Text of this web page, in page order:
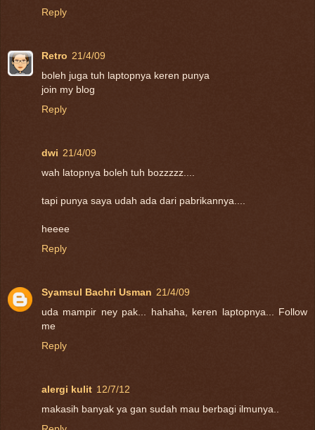
Reply
Retro 21/4/09
boleh juga tuh laptopnya keren punya
join my blog
Reply
dwi 21/4/09
wah latopnya boleh tuh bozzzzz....
tapi punya saya udah ada dari pabrikannya....
heeee
Reply
Syamsul Bachri Usman 21/4/09
uda mampir ney pak... hahaha, keren laptopnya... Follow
me
Reply
alergi kulit 12/7/12
makasih banyak ya gan sudah mau berbagi ilmunya..